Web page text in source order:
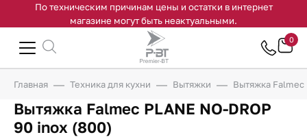
По техническим причинам цены и остатки в интернет
магазине могут быть неактуальными.
0
Главная Техника для кухни Вытяжки Вытяжка Falmec
Вытяжка Falmec PLANE NO-DROP
90 inox (800)